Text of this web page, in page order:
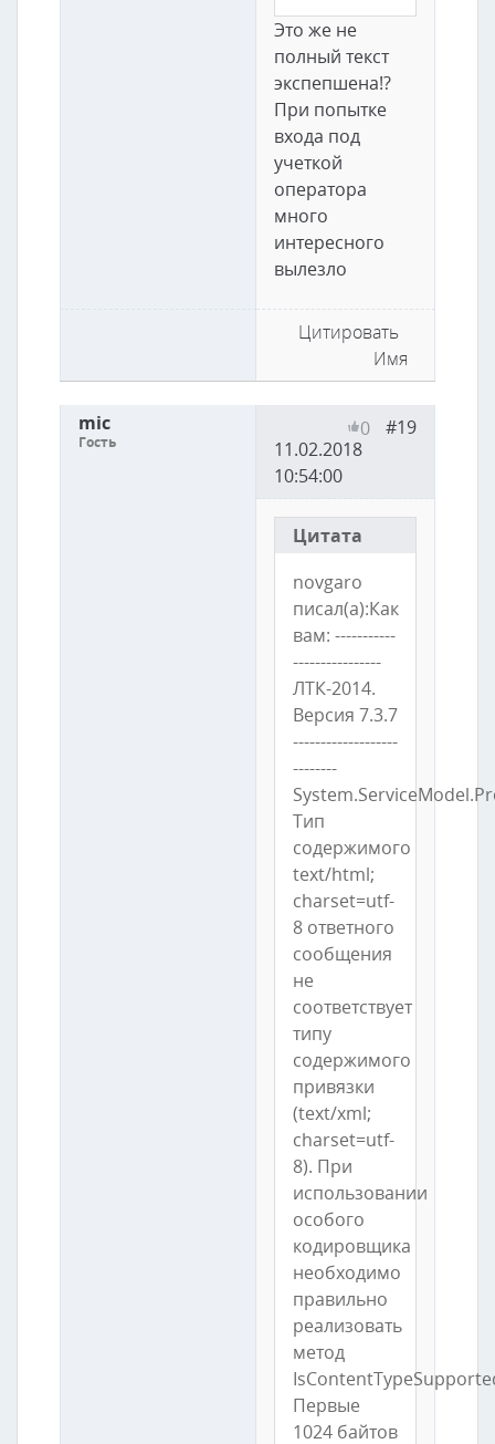
Это же не
полный текст
экспепшена!?
При попытке
входа под
учеткой
оператора
много
интересного
вылезло
Цитировать
Имя
mic
Гость
#19
0
11.02.2018
10:54:00
Цитата
novgaro
писал(а):Как
вам: -----------
----------------
ЛТК-2014.
Версия 7.3.7
-------------------
--------
Тип
содержимого
text/html;
charset=utf-
8 ответного
сообщения
не
соответствует
типу
содержимого
привязки
(text/xml;
charset=utf-
8). При
использовании
особого
кодировщика
необходимо
правильно
реализовать
метод
Первые
1024 байтов